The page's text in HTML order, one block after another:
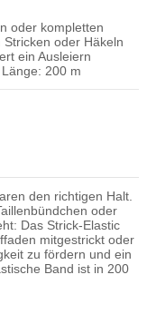
oder kompletten
oder Häkeln
ein Ausleiern
200 m
den richtigen Halt.
oder
Das Strick-Elastic
mitgestrickt oder
zu fördern und ein
Band ist in 200